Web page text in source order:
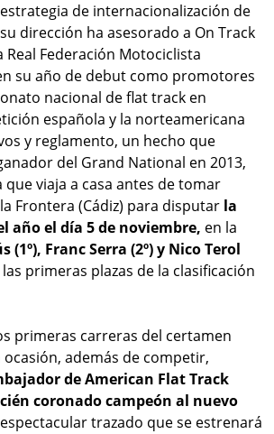
de internacionalización de
dirección ha asesorado a On Track
Federación Motociclista
su año de debut como promotores
nacional de flat track en
española y la norteamericana
y reglamento, un hecho que
del Grand National en 2013,
que viaja a casa antes de tomar
Frontera (Cádiz) para disputar la
año el día 5 de noviembre, en la
(1º), Franc Serra (2º) y Nico Terol
primeras plazas de la clasificación
primeras carreras del certamen
ocasión, además de competir,
de American Flat Track
coronado campeón al nuevo
trazado que se estrenará